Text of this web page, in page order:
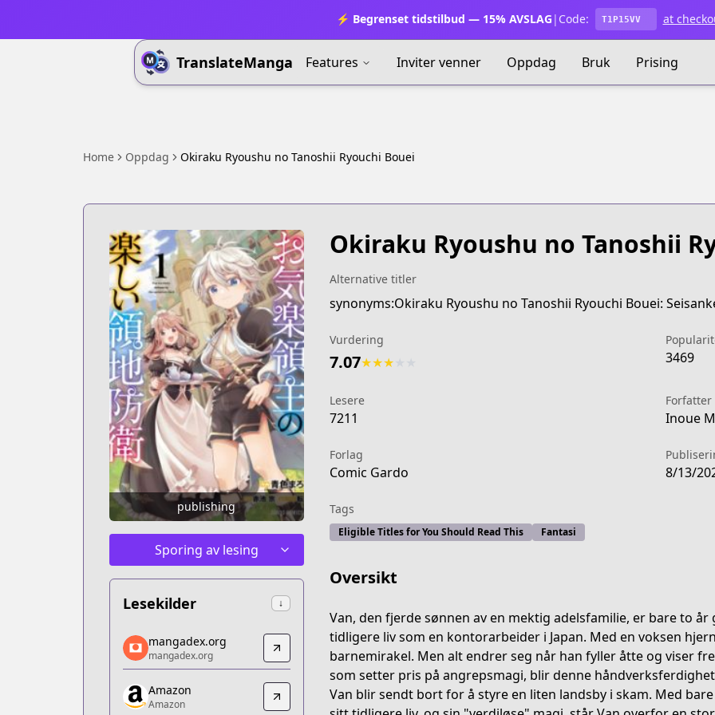
⚡ Begrenset tidstilbud — 15% AVSLAG | Code: T1P15VV at
TranslateManga Features Inviter venner Oppdag Bruk Prising
Home Oppdag Okiraku Ryoushu no Tanoshii Ryouchi Bouei
publishing
Sporing av lesing
Lesekilder ↓
mangadex.org
mangadex.org
https://mangadex.org/title/9afe47ee-5c8b-4572-b7c0-efa4f83da432
Amazon
mangadex.org
mangadex.org
Amazon
Amazon
Okiraku Ryoushu no Tanoshii
Alternative titler
Vurdering
7.07★★★ 3469
Lesere
7211
Forfatter
Inoue
Forlag
Comic Gardo 8/13/
Tags
Eligible Titles for You Should Read This Fantasi
Oversikt
Van, den fjerde sønnen av en mektig adelsfamilie, er bare to
tidligere liv som en kontorarbeider i Japan. Med en voksen
barnemirakel. Men alt endrer seg når han fyller åtte og viser
som setter pris på angrepsmagi, blir denne
Van blir sendt bort for å styre en liten landsby i skam. Med